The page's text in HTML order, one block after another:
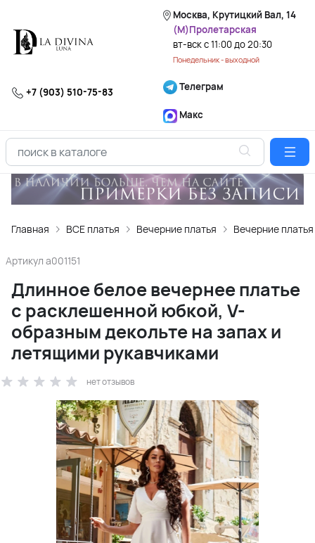
Москва, Крутицкий Вал, 14
(М)Пролетарская
вт-вск с 11:00 до 20:30
Понедельник - выходной
+7 (903) 510-75-83 Телеграм
Макс
Главная ВСЕ платья Вечерние платья Вечерние
Артикул a001151
Длинное белое вечернее платье
с расклешенной юбкой, V-
образным декольте на запах и
летящими рукавчиками
нет отзывов